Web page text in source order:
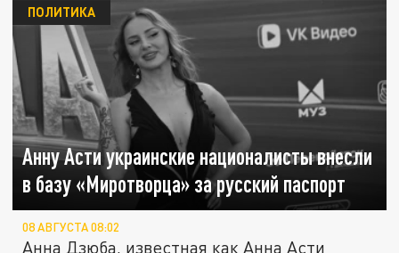
Анну Асти украинские националисты внесли
в базу «Миротворца» за русский паспорт
ПОЛИТИКА
08 АВГУСТА 08:02
Анна Дзюба, известная как Анна Асти